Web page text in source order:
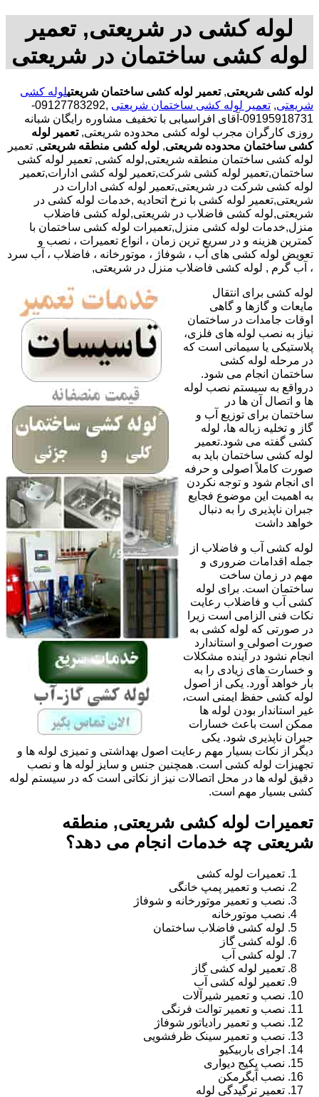
لوله کشی در شریعتی, تعمیر
لوله کشی ساختمان در شریعتی
لوله کشی شریعتی,تعمیر لوله کشی ساختمان شریعتیلوله کشی
شریعتی, تعمیر لوله کشی ساختمان شریعتی
,09127783292-
09195918731-آقای افراسیابی با تخفیف مشاوره رایگان شبانه
روزی کارگران مجرب لوله کشی محدوده شریعتی,تعمیر لوله
کشی ساختمان محدوده شریعتی, لوله کشی منطقه شریعتی, تعمیر
لوله کشی ساختمان منطقه شریعتی,لوله کشی, تعمیر لوله کشی
ساختمان,تعمیر لوله کشی شرکت,تعمیر لوله کشی ادارات,تعمیر
لوله کشی شرکت در شریعتی,تعمیر لوله کشی ادارات در
شریعتی,تعمیر لوله کشی با نرخ اتحادیه ,خدمات لوله کشی در
شریعتی,لوله کشی فاضلاب در شریعتی,لوله کشی فاضلاب
منزل,خدمات لوله کشی منزل,تعمیرات لوله کشی ساختمان با
کمترین هزینه و در سریع ترین زمان ، انواع تعمیرات ، نصب و
تعویض لوله کشی های آب ، شوفاژ ، موتورخانه ، فاضلاب ، آب سرد
، آب گرم , لوله کشی فاضلاب منزل در شریعتی,
لوله کشی برای انتقال
مایعات و گازها و گاهی
اوقات جامدات در ساختمان
نیاز به نصب لوله های فلزی،
پلاستیکی یا سیمانی است که
در مرحله لوله کشی
ساختمان انجام می شود.
درواقع به سیستم نصب لوله
ها و اتصال آن ها در
ساختمان برای توزیع آب و
گاز و تخلیه زباله ها، لوله
کشی گفته می شود.تعمیر
لوله کشی ساختمان باید به
صورت کاملاً اصولی و حرفه
ای انجام شود و توجه نکردن
به اهمیت این موضوع فجایع
جبران ناپذیری را به دنبال
خواهد داشت
لوله کشی آب و فاضلاب از
جمله اقدامات ضروری و
مهم در زمان ساخت
ساختمان است. برای لوله
کشی آب و فاضلاب رعایت
نکات فنی الزامی است زیرا
در صورتی که لوله کشی به
صورت اصولی و استاندارد
انجام نشود در آینده مشکلات
و خسارت های زیادی را به
بار خواهد آورد. یکی از اصول
لوله کشی حفظ ایمنی است،
غیر استاندار بودن لوله ها
ممکن است باعث خسارات
جبران ناپذیری شود. یکی
دیگر از نکات بسیار مهم رعایت اصول بهداشتی و تمیزی لوله ها و
تجهیزات لوله کشی است. همچنین جنس و سایز لوله ها و نصب
دقیق لوله ها در محل اتصالات نیز از نکاتی است که در سیستم لوله
کشی بسیار مهم است.
تعمیرات لوله کشی شریعتی, منطقه
شریعتی چه خدمات انجام می دهد؟
تعمیرات لوله کشی
نصب و تعمیر پمپ خانگی
نصب و تعمیر موتورخانه و شوفاژ
نصب موتورخانه
لوله کشی فاضلاب ساختمان
لوله کشی گاز
لوله کشی آب
تعمیر لوله کشی گاز
تعمیر لوله کشی آب
نصب و تعمیر شیرآلات
نصب و تعمیر توالت فرنگی
نصب و تعمیر رادیاتور شوفاژ
نصب و تعمیر سینک ظرفشویی
اجرای باربیکیو
نصب پکیج دیواری
نصب آبگرمکن
تعمیر ترگیدگی لوله